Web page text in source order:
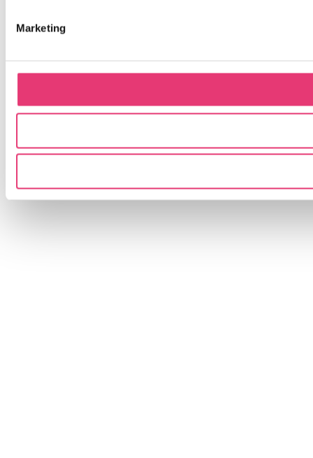
Marketing